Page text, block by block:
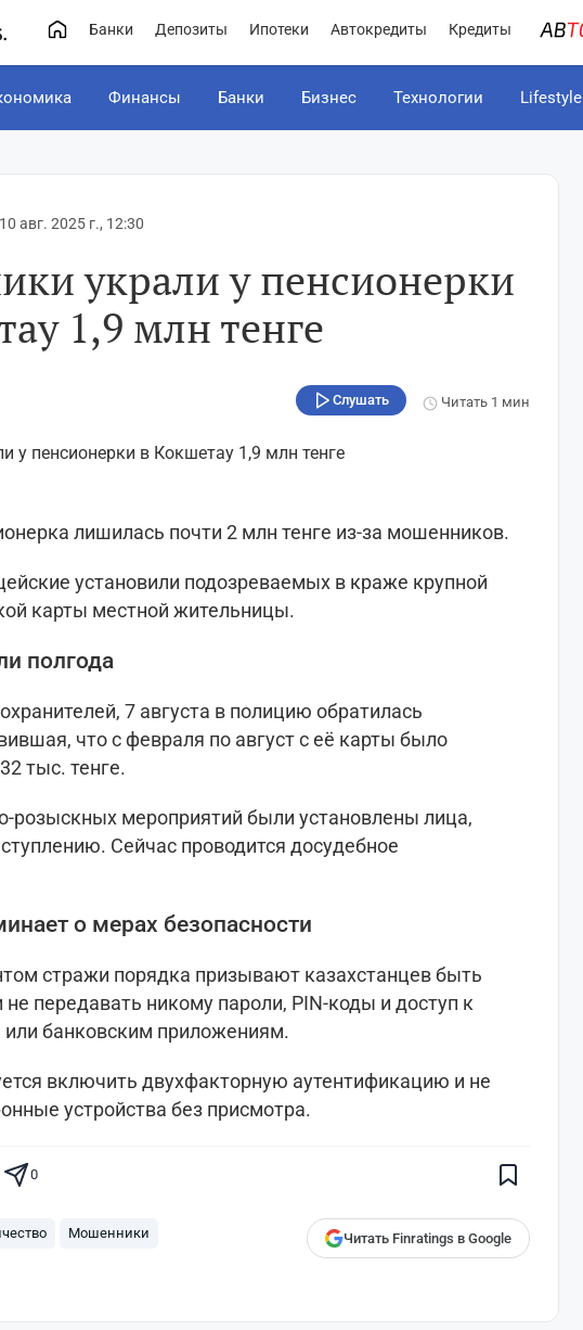
Банки Депозиты Ипотеки Автокредиты Кредиты
Финансы Банки Бизнес Технологии Lifestyle
10 авг. 2025 г., 12:30
украли у пенсионерки
1,9 млн тенге
Слушать Читать 1 мин
лишилась почти 2 млн тенге из-за мошенников.
установили подозреваемых в краже крупной
карты местной жительницы.
полгода
7 августа в полицию обратилась
что с февраля по август с её карты было
тыс. тенге.
розыскных мероприятий были установлены лица,
Сейчас проводится досудебное
о мерах безопасности
стражи порядка призывают казахстанцев быть
передавать никому пароли, PIN-коды и доступ к
банковским приложениям.
включить двухфакторную аутентификацию и не
устройства без присмотра.
0
Мошенники Читать Finratings в Google
Finratings.kz